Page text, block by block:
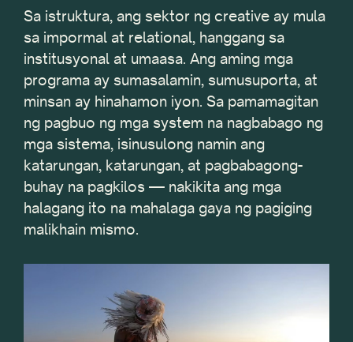
Sa istruktura, ang sektor ng creative ay mula
sa impormal at relational, hanggang sa
institusyonal at umaasa. Ang aming mga
programa ay sumasalamin, sumusuporta, at
minsan ay hinahamon iyon. Sa pamamagitan
ng pagbuo ng mga system na nagbabago ng
mga sistema, isinusulong namin ang
katarungan, katarungan, at pagbabagong-
buhay na pagkilos — nakikita ang mga
halagang ito na mahalaga gaya ng pagiging
malikhain mismo.